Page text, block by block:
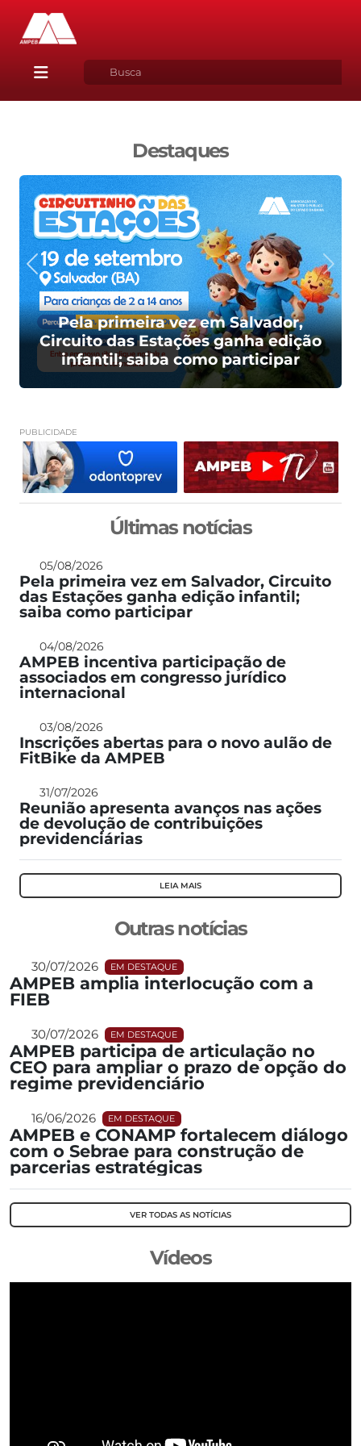
Destaques
Pela primeira vez em Salvador,
Circuito das Estações ganha edição
infantil; saiba como participar
PUBLICIDADE
Últimas notícias
05/08/2026
Pela primeira vez em Salvador, Circuito
das Estações ganha edição infantil;
saiba como participar
04/08/2026
AMPEB incentiva participação de
associados em congresso jurídico
internacional
03/08/2026
Inscrições abertas para o novo aulão de
FitBike da AMPEB
31/07/2026
Reunião apresenta avanços nas ações
de devolução de contribuições
previdenciárias
LEIA MAIS
Outras notícias
30/07/2026 EM DESTAQUE
AMPEB amplia interlocução com a
FIEB
30/07/2026 EM DESTAQUE
AMPEB participa de articulação no
CEO para ampliar o prazo de opção do
regime previdenciário
16/06/2026 EM DESTAQUE
AMPEB e CONAMP fortalecem diálogo
com o Sebrae para construção de
parcerias estratégicas
VER TODAS AS NOTÍCIAS
Vídeos